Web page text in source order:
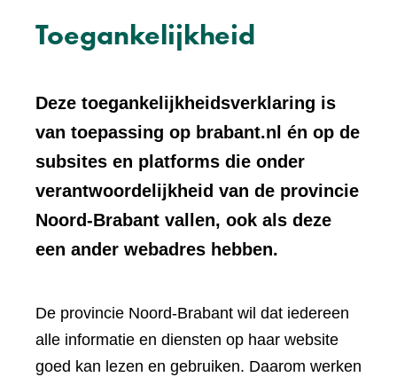
Toegankelijkheid
Deze toegankelijkheidsverklaring is
van toepassing op brabant.nl én op de
subsites en platforms die onder
verantwoordelijkheid van de provincie
Noord-Brabant vallen, ook als deze
een ander webadres hebben.
De provincie Noord-Brabant wil dat iedereen
alle informatie en diensten op haar website
goed kan lezen en gebruiken. Daarom werken